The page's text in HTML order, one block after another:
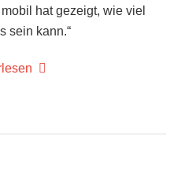
hat gezeigt, wie viel
sein kann.“